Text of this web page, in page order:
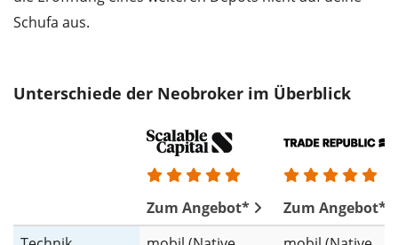
Schufa aus.
Unterschiede der Neobroker im Überblick
Zum Angebot*
Zum Angebot*